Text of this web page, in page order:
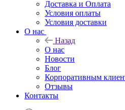
Доставка и Оплата
Условия оплаты
Условия доставки
О нас
Назад
О нас
Новости
Блог
Корпоративным
Отзывы
Контакты